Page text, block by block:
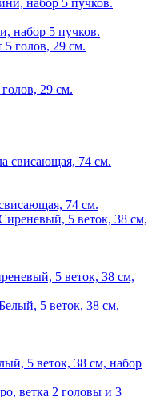
набор 5 пучков.
29 см.
74 см.
5 веток, 38 см,
5 веток, 38 см, набор